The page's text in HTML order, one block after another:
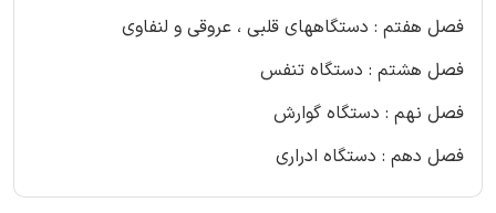
فصل هفتم : دستگاههای قلبی ، عروقی و لنفاوی
فصل هشتم : دستگاه تنفس
فصل نهم : دستگاه گوارش
فصل دهم : دستگاه ادراری